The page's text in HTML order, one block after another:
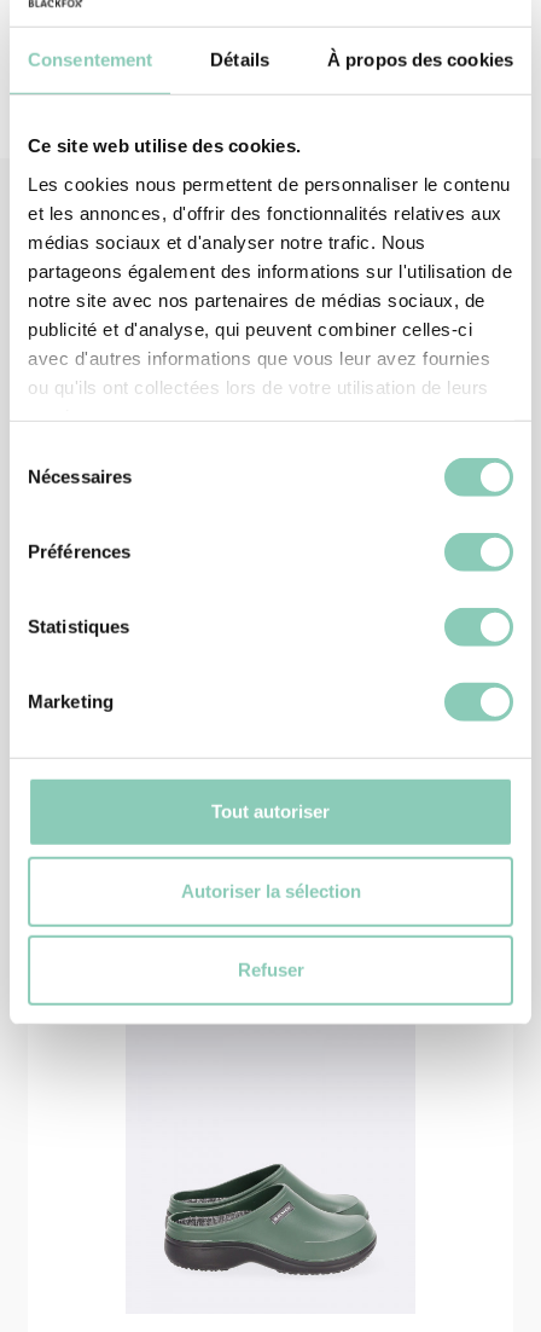
Consentement Détails À propos des cookies
Ce site web utilise des cookies.
Les cookies nous permettent de personnaliser le contenu
et les annonces, d'offrir des fonctionnalités relatives aux
médias sociaux et d'analyser notre trafic. Nous
partageons également des informations sur l'utilisation de
notre site avec nos partenaires de médias sociaux, de
publicité et d'analyse, qui peuvent combiner celles-ci
avec d'autres informations que vous leur avez fournies
ou qu'ils ont collectées lors de votre utilisation de leurs
Nécessaires
Préférences
Statistiques
Marketing
Tout autoriser
Autoriser la sélection
Refuser
Produits associés
CHAUSSURE JARDIN
CHAUSSURE MONTANA
39,90 €
Produits similaires